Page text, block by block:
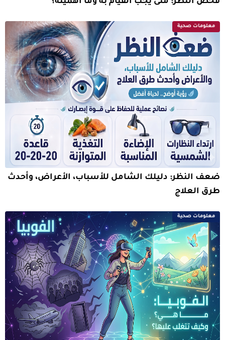
معلومات صحية
ضعف النظر: دليلك الشامل للأسباب، الأعراض، وأحدث
طرق العلاج
معلومات صحية